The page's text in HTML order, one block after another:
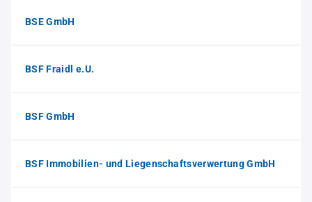
BSE GmbH
BSF Fraidl e.U.
BSF GmbH
BSF Immobilien- und Liegenschaftsverwertung GmbH